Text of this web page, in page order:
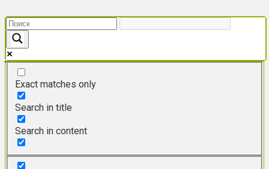
к
контенту
Exact matches only
Search in title
Search in content